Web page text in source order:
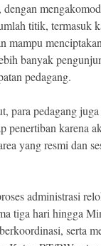
titik, termasuk
mampu
banyak
pedagang.
para pedagang
penertiban karena
yang resmi dan
administrasi
tiga hari hingga
serta